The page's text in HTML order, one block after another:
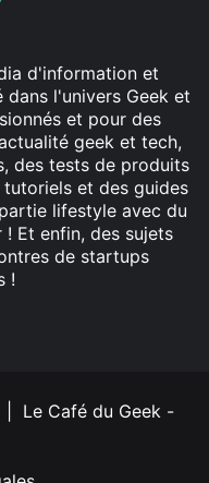
d'information et
l'univers Geek et
et pour des
geek et tech,
des tests de produits
et des guides
lifestyle avec du
Et enfin, des sujets
de startups
!
Le Café du Geek -